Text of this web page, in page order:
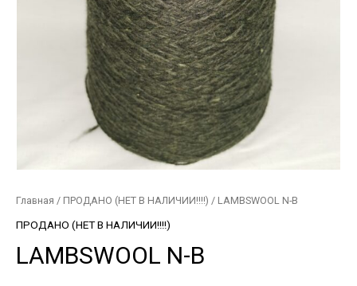
Главная / ПРОДАНО (НЕТ В НАЛИЧИИ!!!!) / LAMBSWOOL N-B
ПРОДАНО (НЕТ В НАЛИЧИИ!!!!)
LAMBSWOOL N-B